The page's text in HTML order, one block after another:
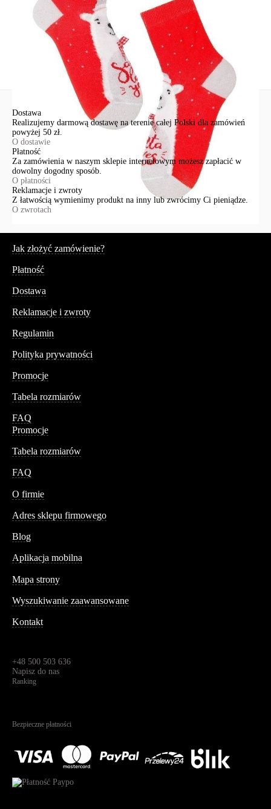
poniżej
Zadaj pytanie
Nowe pytanie
Dostawa
Realizujemy darmową dostawę na terenie całej Polski dla zamówień
powyżej 50 zł.
O dostawie
Płatność
Za zamówienia w naszym sklepie internetowym możesz zapłacić w
dowolny dogodny sposób.
O płatności
Reklamacje i zwroty
Z łatwością wymienimy produkt na inny lub zwrócimy Ci pieniądze.
O zwrotach
Jak złożyć zamówienie?
Płatność
Dostawa
Reklamacje i zwroty
Regulamin
Polityka prywatności
Promocje
Tabela rozmiarów
FAQ
Promocje
Tabela rozmiarów
FAQ
O firmie
Adres sklepu firmowego
Blog
Aplikacja mobilna
Mapa strony
Wyszukiwanie zaawansowane
Kontakt
+48 500 503 636
Napisz do nas
Ranking
Bezpieczne płatności